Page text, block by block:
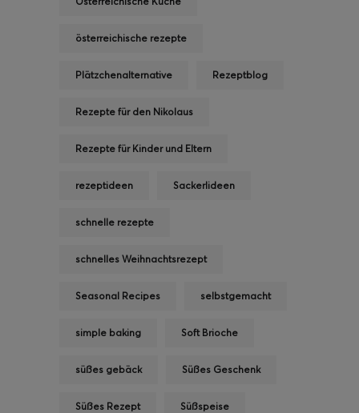
österreichische rezepte
Plätzchenalternative Rezeptblog
Rezepte für den Nikolaus
Rezepte für Kinder und Eltern
rezeptideen Sackerlideen
schnelle rezepte
schnelles Weihnachtsrezept
Seasonal Recipes selbstgemacht
simple baking Soft Brioche
süßes gebäck Süßes Geschenk
Süßes Rezept Süßspeise